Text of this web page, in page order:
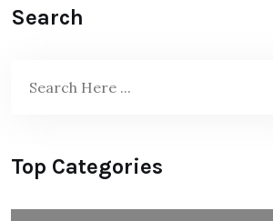
Search
Top Categories